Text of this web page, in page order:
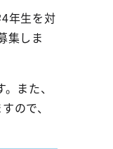
年生を対
集しま
また、
ので、